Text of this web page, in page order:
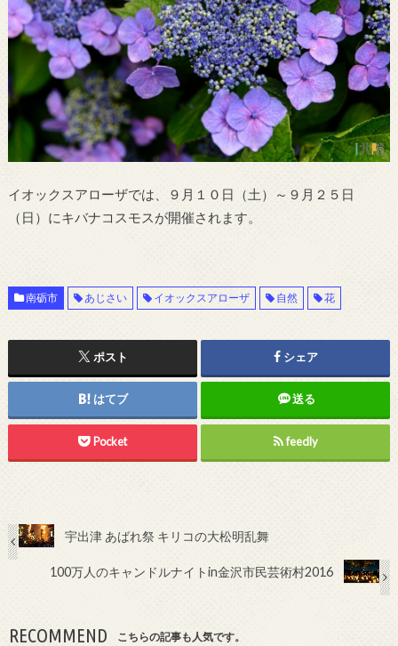
イオックスアローザでは、９月１０日（土）～９月２５日
（日）にキバナコスモスが開催されます。
南砺市 あじさい イオックスアローザ 自然 花
ポスト シェア
はてブ 送る
Pocket feedly
宇出津 あばれ祭 キリコの大松明乱舞
100万人のキャンドルナイトin金沢市民芸術村2016
RECOMMEND こちらの記事も人気です。